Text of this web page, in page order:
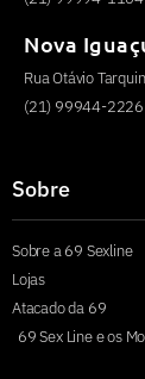
Nova
Rua Otávio
(21) 99944-2226
Sobre
Sobre a 69 Sexline
Lojas
Atacado da 69
69 Sex Line e os